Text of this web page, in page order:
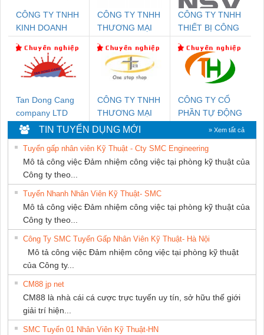
CÔNG TY TNHH
KINH DOANH
PHƯƠNG NAM
CÔNG TY TNHH
THƯƠNG MẠI
THUẬT ĐIỆN CƠ
GIA HƯNG
PHÁT
CÔNG TY TNHH
THIẾT BỊ CÔNG
SETSUBI VIỆT
NAM
Tan Dong Cang
company LTD
CÔNG TY TNHH
THƯƠNG MẠI
THIÊN ÂN VIỆT
NAM
CÔNG TY CỔ
PHẦN TỰ ĐỘNG
TIẾN HƯNG
TIN TUYỂN DỤNG MỚI » Xem tất cả
Tuyển gấp nhân viên Kỹ Thuật - Cty SMC Engineering
Mô tả công việc Đảm nhiệm công việc tại phòng kỹ thuật của
Công ty theo...
Tuyển Nhanh Nhân Viên Kỹ Thuật- SMC
Mô tả công việc Đảm nhiệm công việc tại phòng kỹ thuật của
Công ty theo...
Công Ty SMC Tuyển Gấp Nhân Viên Kỹ Thuật- Hà Nội
Mô tả công việc Đảm nhiệm công việc tại phòng kỹ thuật
của Công ty...
CM88 jp net
CM88 là nhà cái cá cược trực tuyến uy tín, sở hữu thế giới
giải trí hiện...
SMC Tuyển 01 Nhân Viên Kỹ Thuật-HN